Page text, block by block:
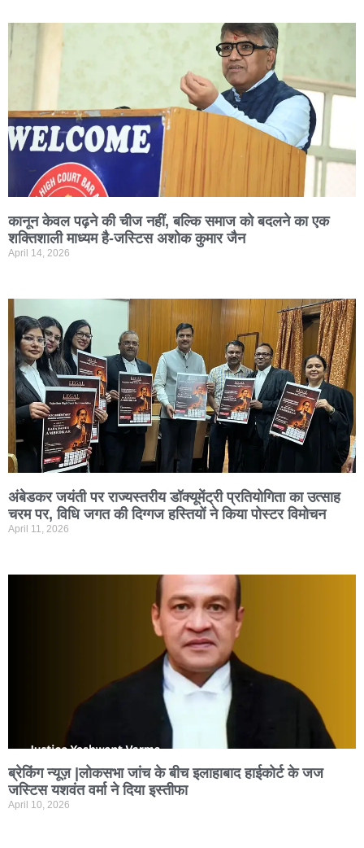
कानून केवल पढ़ने की चीज नहीं, बल्कि समाज को बदलने का एक
शक्तिशाली माध्यम है-जस्टिस अशोक कुमार जैन
April 14, 2026
अंबेडकर जयंती पर राज्यस्तरीय डॉक्यूमेंट्री प्रतियोगिता का उत्साह
चरम पर, विधि जगत की दिग्गज हस्तियों ने किया पोस्टर विमोचन
April 11, 2026
ब्रेकिंग न्यूज़ |लोकसभा जांच के बीच इलाहाबाद हाईकोर्ट के जज
जस्टिस यशवंत वर्मा ने दिया इस्तीफा
April 10, 2026